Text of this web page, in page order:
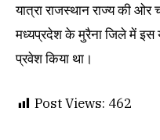
यात्रा राजस्थान राज्य की ओर
मध्यप्रदेश के मुरैना जिले में इस
प्रवेश किया था।
Post Views: 462